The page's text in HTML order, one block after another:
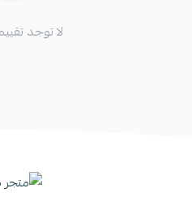
لا توجد